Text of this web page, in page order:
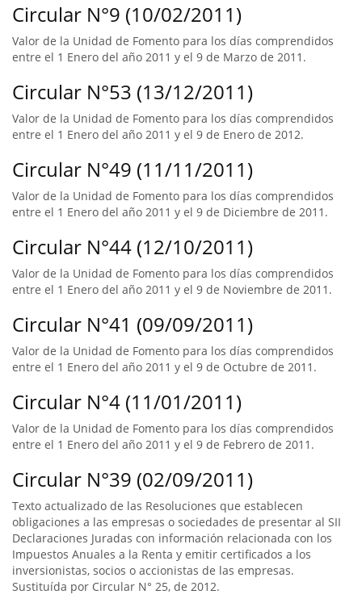
Circular N°9 (10/02/2011)
Valor de la Unidad de Fomento para los días comprendidos
entre el 1 Enero del año 2011 y el 9 de Marzo de 2011.
Circular N°53 (13/12/2011)
Valor de la Unidad de Fomento para los días comprendidos
entre el 1 Enero del año 2011 y el 9 de Enero de 2012.
Circular N°49 (11/11/2011)
Valor de la Unidad de Fomento para los días comprendidos
entre el 1 Enero del año 2011 y el 9 de Diciembre de 2011.
Circular N°44 (12/10/2011)
Valor de la Unidad de Fomento para los días comprendidos
entre el 1 Enero del año 2011 y el 9 de Noviembre de 2011.
Circular N°41 (09/09/2011)
Valor de la Unidad de Fomento para los días comprendidos
entre el 1 Enero del año 2011 y el 9 de Octubre de 2011.
Circular N°4 (11/01/2011)
Valor de la Unidad de Fomento para los días comprendidos
entre el 1 Enero del año 2011 y el 9 de Febrero de 2011.
Circular N°39 (02/09/2011)
Texto actualizado de las Resoluciones que establecen
obligaciones a las empresas o sociedades de presentar al SII
Declaraciones Juradas con información relacionada con los
Impuestos Anuales a la Renta y emitir certificados a los
inversionistas, socios o accionistas de las empresas.
Sustituída por Circular N° 25, de 2012.